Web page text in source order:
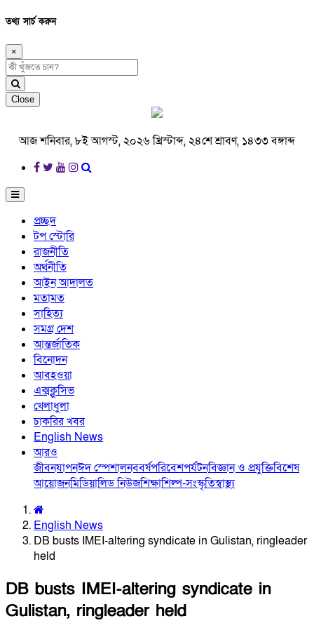
তথ্য সার্চ করুন
×
Close
আজ শনিবার, ৮ই আগস্ট, ২০২৬ খ্রিস্টাব্দ, ২৪শে শ্রাবণ, ১৪৩৩ বঙ্গাব্দ
প্রচ্ছদ
টপ স্টোরি
রাজনীতি
অর্থনীতি
আইন আদালত
মতামত
সাহিত্য
সমগ্র দেশ
আন্তর্জাতিক
বিনোদন
আবহওয়া
এক্সক্লুসিভ
খেলাধুলা
চাকরির খবর
English News
আরও
জীবনযাপনঈদ স্পেশালনববর্ষপরিবেশপর্যটনবিজ্ঞান ও প্রযুক্তিবিশেষ
আয়োজনমিডিয়ালিড নিউজশিক্ষাশিল্প-সংস্কৃতিস্বাস্থ্য
English News
DB busts IMEI-altering syndicate in Gulistan, ringleader
held
DB busts IMEI-altering syndicate in
Gulistan, ringleader held